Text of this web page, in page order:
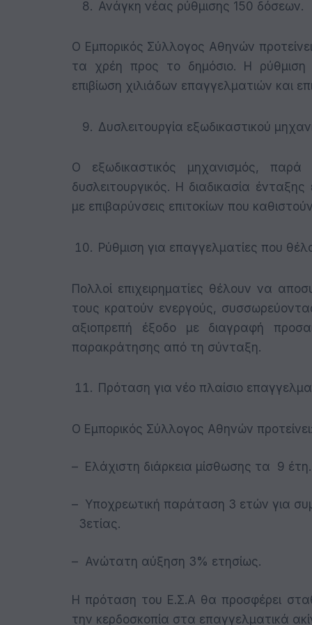
Ανάγκη νέας ρύθμισης 150 δόσεων.
Ο Εμπορικός Σύλλογος Αθηνών
τα χρέη προς το δημόσιο. Η ρύθμιση
επιβίωση χιλιάδων επαγγελματιών και
Δυσλειτουργία εξωδικαστικού
Ο εξωδικαστικός μηχανισμός, παρά
δυσλειτουργικός. Η διαδικασία
με επιβαρύνσεις επιτοκίων που
Ρύθμιση για επαγγελματίες που
Πολλοί επιχειρηματίες θέλουν να
τους κρατούν ενεργούς,
αξιοπρεπή έξοδο με διαγραφή
παρακράτησης από τη σύνταξη.
Πρόταση για νέο πλαίσιο
Ο Εμπορικός Σύλλογος Αθηνών προτείνει:
– Ελάχιστη διάρκεια μίσθωσης τα 9 έτη.
– Υποχρεωτική παράταση 3 ετών για
3ετίας.
– Ανώτατη αύξηση 3% ετησίως.
Η πρόταση του Ε.Σ.Α θα προσφέρει
την κερδοσκοπία στα επαγγελματικά